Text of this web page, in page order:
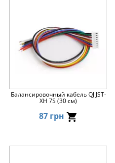
Балансировочный кабель QJ JST-
XH 7S (30 см)
87 грн